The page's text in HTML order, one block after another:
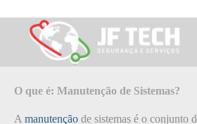
para
conteúdoO que é: Manutenção de
O que é: Manutenção de Sistemas?
A manutenção de sistemas é o conjunto